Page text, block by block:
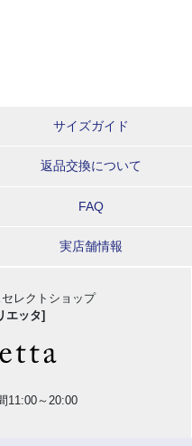
サイズガイド
返品交換について
FAQ
実店舗情報
レクトショップ
エッタ]
11:00～20:00